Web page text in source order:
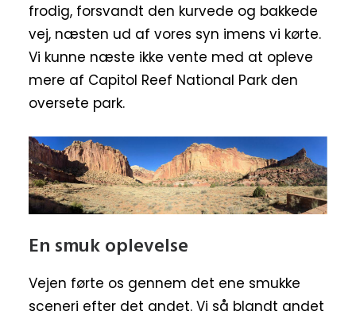
frodig, forsvandt den kurvede og bakkede
vej, næsten ud af vores syn imens vi kørte.
Vi kunne næste ikke vente med at opleve
mere af Capitol Reef National Park den
oversete park.
En smuk oplevelse
Vejen førte os gennem det ene smukke
sceneri efter det andet. Vi så blandt andet